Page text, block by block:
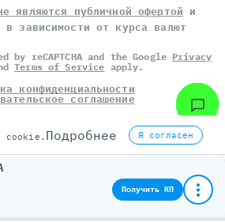
Получить КП
являются публичной офертой и
в зависимости от курса валют
reCAPTCHA and the Google Privacy
Terms of Service apply.
конфиденциальности
соглашение
МОЛЛ, 2014-2026
cookie. Подробнее Я согласен